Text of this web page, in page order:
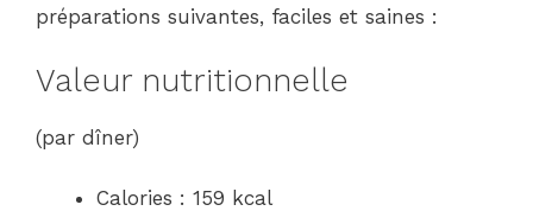
préparations suivantes, faciles et saines :
Valeur nutritionnelle
(par dîner)
Calories : 159 kcal